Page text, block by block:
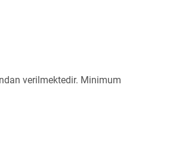
verilmektedir. Minimum